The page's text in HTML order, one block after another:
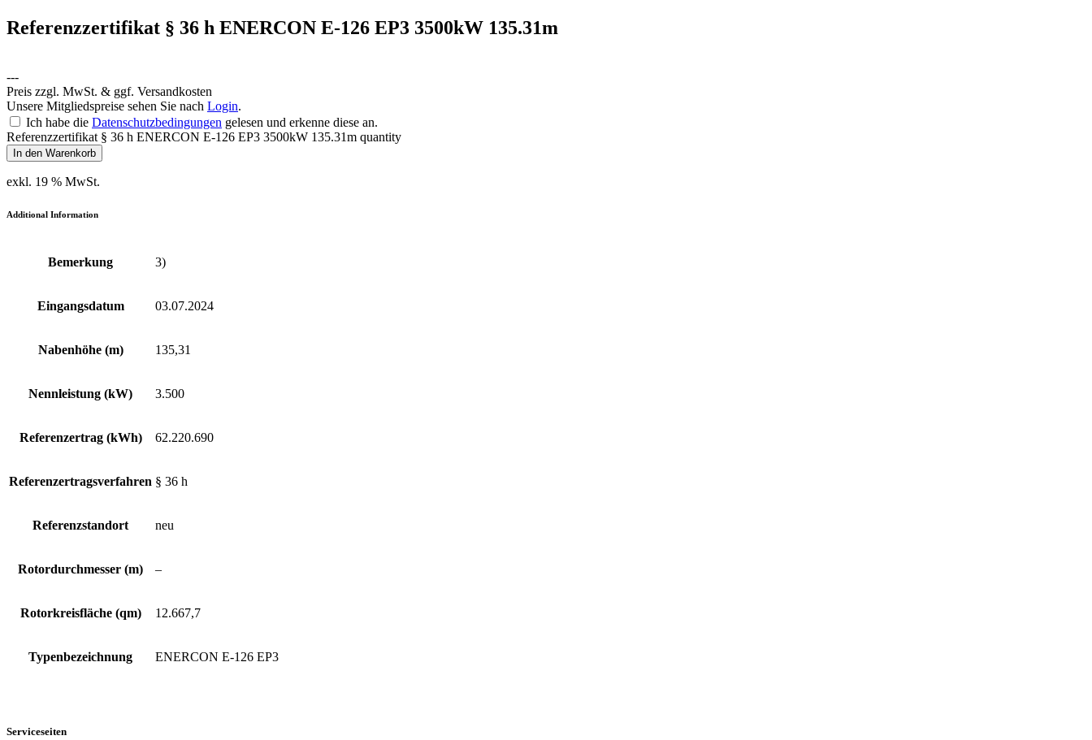
Referenzzertifikat § 36 h ENERCON E-126 EP3 3500kW 135.31m
---
Preis zzgl. MwSt. & ggf. Versandkosten
Unsere Mitgliedspreise sehen Sie nach Login.
Ich habe die Datenschutzbedingungen gelesen und erkenne diese an.
Referenzzertifikat § 36 h ENERCON E-126 EP3 3500kW 135.31m quantity
In den Warenkorb
exkl. 19 % MwSt.
Additional Information
Bemerkung 3)
Eingangsdatum 03.07.2024
Nabenhöhe (m) 135,31
Nennleistung (kW) 3.500
Referenzertrag (kWh) 62.220.690
Referenzertragsverfahren § 36 h
Referenzstandort neu
Rotordurchmesser (m) –
Rotorkreisfläche (qm) 12.667,7
Typenbezeichnung ENERCON E-126 EP3
Serviceseiten